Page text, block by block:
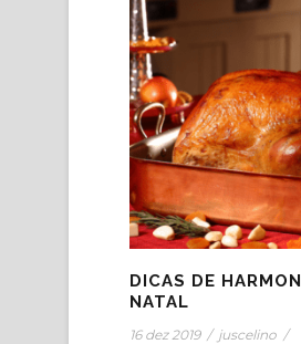
DICAS DE
NATAL
16 dez 2019 / juscelino /